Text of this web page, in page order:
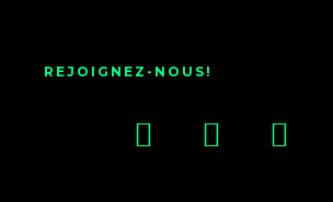
REJOIGNEZ-NOUS!